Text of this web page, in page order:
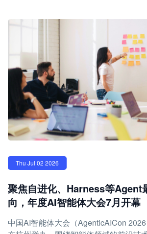
Thu Jul 02 2026
聚焦自进化、Harness等Agent
向，年度AI智能体大会7月开幕
中国AI智能体大会（AgenticAICon